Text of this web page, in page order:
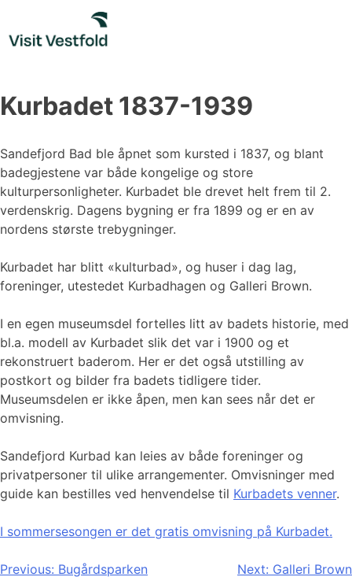
content
Kurbadet 1837-1939
Sandefjord Bad ble åpnet som kursted i 1837, og blant
badegjestene var både kongelige og store
kulturpersonligheter. Kurbadet ble drevet helt frem til 2.
verdenskrig. Dagens bygning er fra 1899 og er en av
nordens største trebygninger.
Kurbadet har blitt «kulturbad», og huser i dag lag,
foreninger, utestedet Kurbadhagen og Galleri Brown.
I en egen museumsdel fortelles litt av badets historie, med
bl.a. modell av Kurbadet slik det var i 1900 og et
rekonstruert baderom. Her er det også utstilling av
postkort og bilder fra badets tidligere tider.
Museumsdelen er ikke åpen, men kan sees når det er
omvisning.
Sandefjord Kurbad kan leies av både foreninger og
privatpersoner til ulike arrangementer. Omvisninger med
guide kan bestilles ved henvendelse til Kurbadets venner.
I sommersesongen er det gratis omvisning på Kurbadet.
Innleggsnavigasjon
Previous: Bugårdsparken Next: Galleri Brown